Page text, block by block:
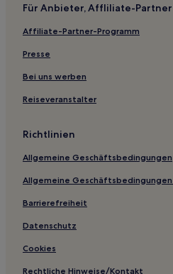
Für Anbieter, Affliliate-
Affiliate-Partner-Programm
Presse
Bei uns werben
Reiseveranstalter
Richtlinien
Allgemeine Geschäftsbedingungen
Allgemeine
Barrierefreiheit
Datenschutz
Cookies
Rechtliche Hinweise/Kontakt